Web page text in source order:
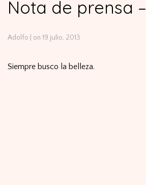
Nota de prensa
Adolfo on 19 julio, 2013
Siempre busco la belleza.